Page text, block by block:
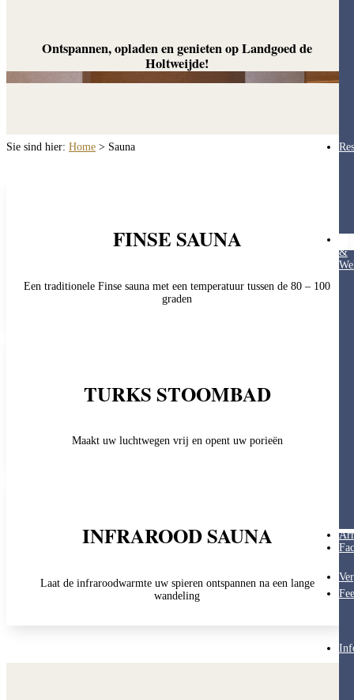
&
Ontspannen, opladen en genieten op Landgoed de
Holtweijde!
Sie sind hier: Home > Sauna
FINSE SAUNA
Een traditionele Finse sauna met een temperatuur tussen de 80 – 100
graden
TURKS STOOMBAD
Maakt uw luchtwegen vrij en opent uw porieën
INFRAROOD SAUNA
Laat de infraroodwarmte uw spieren ontspannen na een lange
wandeling